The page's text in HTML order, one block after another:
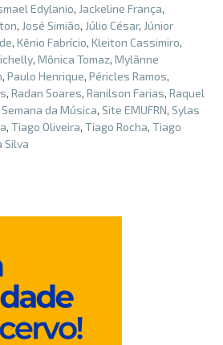
Edylanio, Jackeline França,
, José Simião, Júlio César, Júnior
, Kênio Fabrício, Kleiton Cassimiro,
, Mônica Tomaz, Mylãnne
, Paulo Henrique, Péricles Ramos,
, Radan Soares, Ranilson Farias, Raquel
Semana da Música, Site EMUFRN, Sylas
, Tiago Oliveira, Tiago Rocha, Tiago
Silva